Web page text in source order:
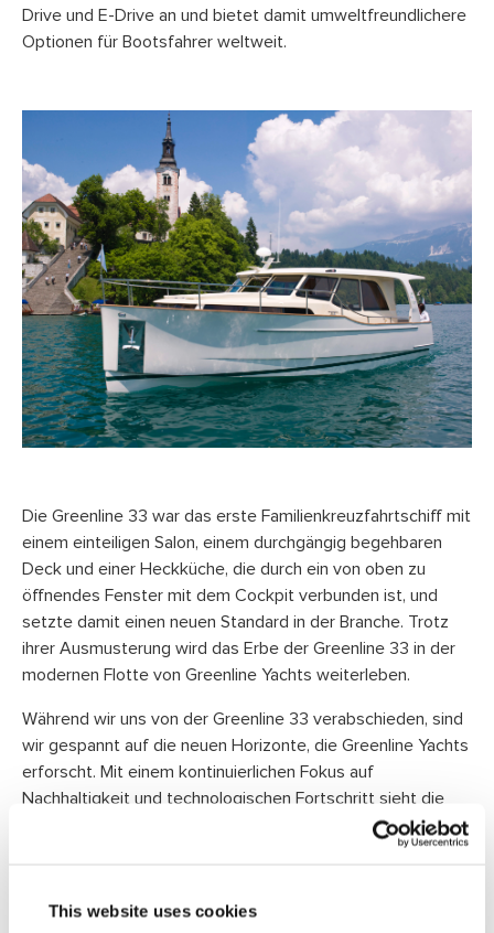
This website uses cookies
Drive und E-Drive an und bietet damit umweltfreundlichere
Optionen für Bootsfahrer weltweit.
Die Greenline 33 war das erste Familienkreuzfahrtschiff mit
einem einteiligen Salon, einem durchgängig begehbaren
Deck und einer Heckküche, die durch ein von oben zu
öffnendes Fenster mit dem Cockpit verbunden ist, und
setzte damit einen neuen Standard in der Branche. Trotz
ihrer Ausmusterung wird das Erbe der Greenline 33 in der
modernen Flotte von Greenline Yachts weiterleben.
Während wir uns von der Greenline 33 verabschieden, sind
wir gespannt auf die neuen Horizonte, die Greenline Yachts
erforscht. Mit einem kontinuierlichen Fokus auf
Nachhaltigkeit und technologischen Fortschritt sieht die
Zukunft des Bootssports auf der Begunje-Werft, dem
Produktionsstandort von Greenline Yachts, rosig aus.
des Bootssports beizutragen, indem sie Unternehmen wie